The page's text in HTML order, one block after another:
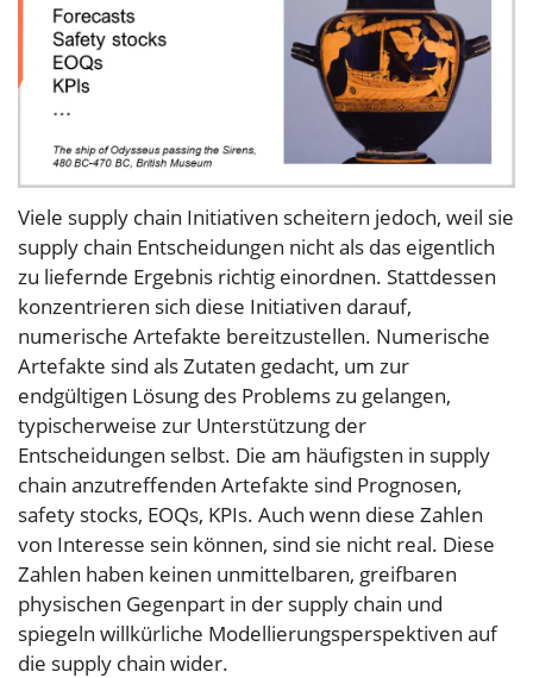
Viele supply chain Initiativen scheitern jedoch, weil sie
supply chain Entscheidungen nicht als das eigentlich
zu liefernde Ergebnis richtig einordnen. Stattdessen
konzentrieren sich diese Initiativen darauf,
numerische Artefakte bereitzustellen. Numerische
Artefakte sind als Zutaten gedacht, um zur
endgültigen Lösung des Problems zu gelangen,
typischerweise zur Unterstützung der
Entscheidungen selbst. Die am häufigsten in supply
chain anzutreffenden Artefakte sind Prognosen,
safety stocks, EOQs, KPIs. Auch wenn diese Zahlen
von Interesse sein können, sind sie nicht real. Diese
Zahlen haben keinen unmittelbaren, greifbaren
physischen Gegenpart in der supply chain und
spiegeln willkürliche Modellierungsperspektiven auf
die supply chain wider.